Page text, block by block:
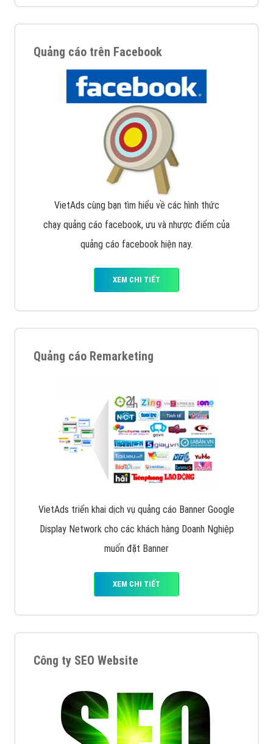
Quảng cáo trên Facebook
VietAds cùng bạn tìm hiểu về các hình thức
chạy quảng cáo facebook, ưu và nhược điểm của
quảng cáo facebook hiện nay.
XEM CHI TIẾT
Quảng cáo Remarketing
VietAds triển khai dịch vụ quảng cáo Banner Google
Display Network cho các khách hàng Doanh Nghiệp
muốn đặt Banner
XEM CHI TIẾT
Công ty SEO Website